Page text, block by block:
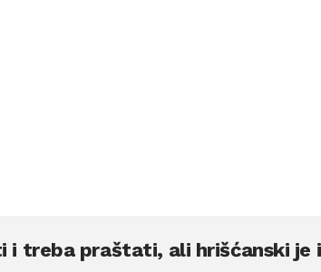
i treba praštati, ali hrišćanski je